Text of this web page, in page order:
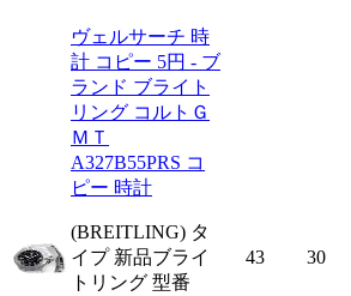
ヴェルサーチ 時
計 コピー 5円 - ブ
ランド ブライト
リング コルトＧ
ＭＴ
A327B55PRS コ
ピー 時計
(BREITLING) タ
イプ 新品ブライ
トリング 型番
43 30